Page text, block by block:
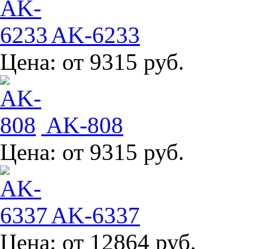
AK-6233
Цена: от 9315 руб.
AK-808
Цена: от 9315 руб.
AK-6337
Цена: от 12864 руб.